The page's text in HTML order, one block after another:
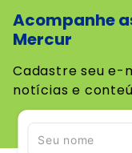
Acompanhe
Mercur
Cadastre seu e-
notícias e